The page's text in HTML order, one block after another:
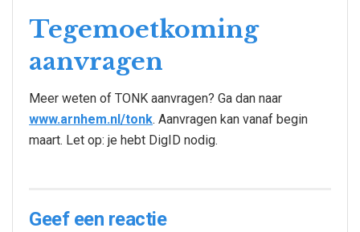
Tegemoetkoming
aanvragen
Meer weten of TONK aanvragen? Ga dan naar
www.arnhem.nl/tonk. Aanvragen kan vanaf begin
maart. Let op: je hebt DigID nodig.
Geef een reactie